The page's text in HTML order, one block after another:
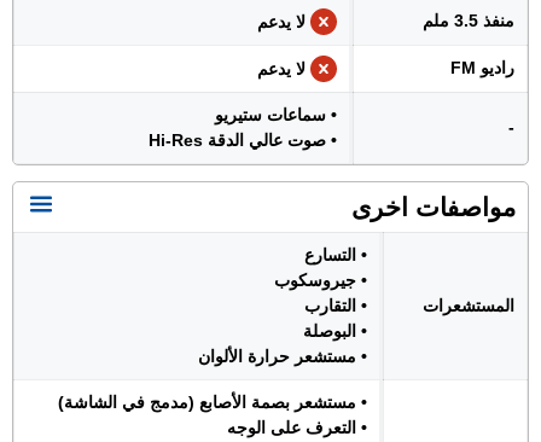
منفذ 3.5 ملم لا يدعم
راديو FM لا يدعم
-
• سماعات ستيريو
• صوت عالي الدقة Hi-Res
مواصفات اخرى
المستشعرات
• التسارع
• جيروسكوب
• التقارب
• البوصلة
• مستشعر حرارة الألوان
• مستشعر بصمة الأصابع (مدمج في الشاشة)
• التعرف على الوجه